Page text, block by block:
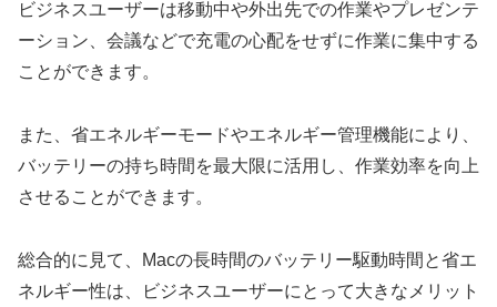
ビジネスユーザーは移動中や外出先での作業やプレゼンテ
ーション、会議などで充電の心配をせずに作業に集中する
ことができます。
また、省エネルギーモードやエネルギー管理機能により、
バッテリーの持ち時間を最大限に活用し、作業効率を向上
させることができます。
総合的に見て、Macの長時間のバッテリー駆動時間と省エ
ネルギー性は、ビジネスユーザーにとって大きなメリット